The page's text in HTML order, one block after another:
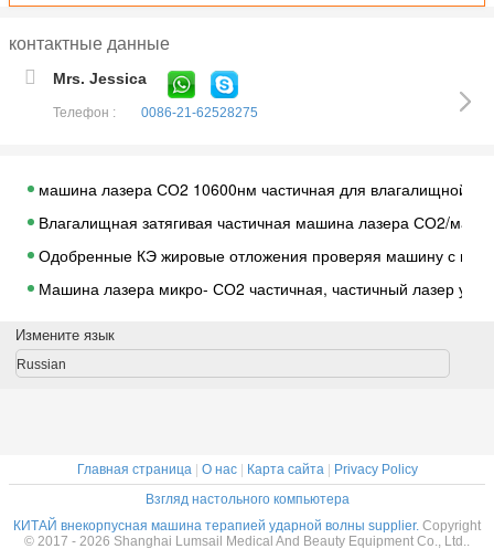
контактные данные
Mrs. Jessica
Телефон : 0086-21-62528275
машина лазера СО2 10600нм частичная для влагалищной
Влагалищная затягивая частичная машина лазера СО2/
Одобренные КЭ жировые отложения проверяя машину с
Машина лазера микро- СО2 частичная, частичный лазер
Частичная машина обработки лазера СО2 для Ресурфасинг
Оборудование терапией света СИД 4 цветов
Машина СИД Фототерапы подмолаживания ПДТ кожи с 2
Измените язык
Russian
Главная страница | О нас| Карта сайта | Privacy Policy
Взгляд настольного компьютера
КИТАЙ внекорпусная машина терапией ударной волны supplier. Copyright
© 2017 - 2026 Shanghai Lumsail Medical And Beauty Equipment Co., Ltd..